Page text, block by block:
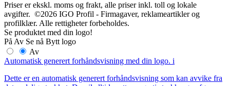
Priser er ekskl. moms og frakt, alle priser inkl. toll og lokale
avgifter. ©2026 IGO Profil - Firmagaver, reklameartikler og
profilklær. Alle rettigheter forbeholdes.
Se produktet med din logo!
På Av Se nå Bytt logo
Av
Automatisk generert forhåndsvisning med din logo. i
Dette er en automatisk generert forhåndsvisning som kan avvike fra